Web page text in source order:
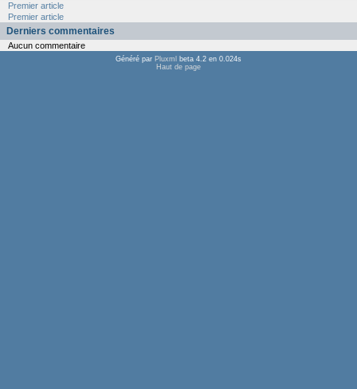
Premier article
Premier article
Derniers commentaires
Aucun commentaire
Généré par Pluxml
beta 4.2 en 0.024s
Haut de page